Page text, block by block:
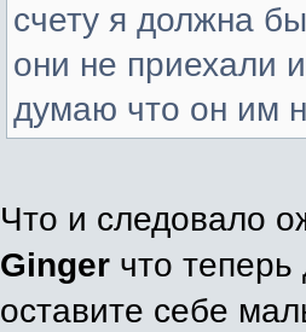
счету я должна
они не приехали
думаю что он им
Что и следовало
Ginger что
оставите себе